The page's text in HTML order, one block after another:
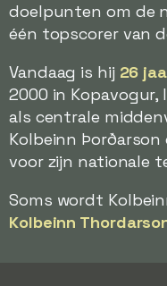
doelpunten om de
één topscorer van
Vandaag is hij 26
2000 in
als centrale
Kolbeinn
voor zijn nationale
Soms wordt
Kolbeinn